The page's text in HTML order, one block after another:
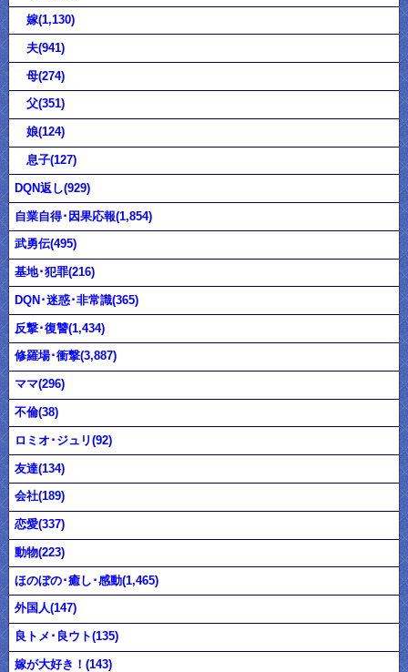
嫁(1,130)
夫(941)
母(274)
父(351)
娘(124)
息子(127)
DQN返し(929)
自業自得･因果応報(1,854)
武勇伝(495)
基地･犯罪(216)
DQN･迷惑･非常識(365)
反撃･復讐(1,434)
修羅場･衝撃(3,887)
ママ(296)
不倫(38)
ロミオ･ジュリ(92)
友達(134)
会社(189)
恋愛(337)
動物(223)
ほのぼの･癒し･感動(1,465)
外国人(147)
良トメ･良ウト(135)
嫁が大好き！(143)